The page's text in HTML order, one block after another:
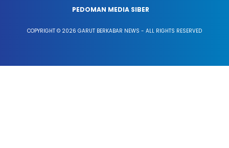
PEDOMAN MEDIA SIBER
COPYRIGHT © 2026 GARUT BERKABAR NEWS - ALL RIGHTS RESERVED